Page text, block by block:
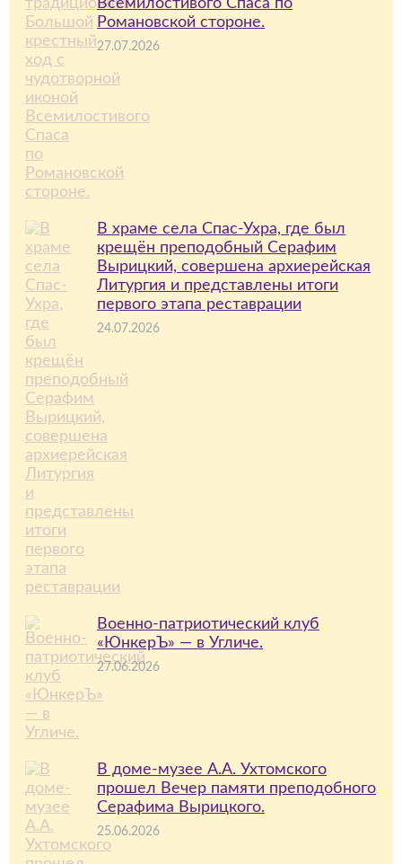
Всемилостивого Спаса по
Романовской стороне.
27.07.2026
В храме села Спас-Ухра, где был
крещён преподобный Серафим
Вырицкий, совершена архиерейская
Литургия и представлены итоги
первого этапа реставрации
24.07.2026
Военно-патриотический клуб
«ЮнкерЪ» — в Угличе.
27.06.2026
В доме-музее А.А. Ухтомского
прошел Вечер памяти преподобного
Серафима Вырицкого.
25.06.2026